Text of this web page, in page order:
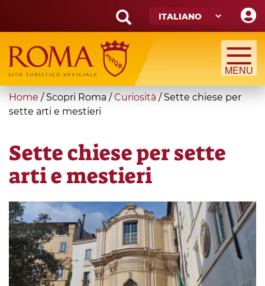
main
content
Search
form
Cerca
You
are
Home /Scopri Roma /Curiosità /Sette chiese per
sette arti e mestieri
Sette chiese per sette
arti e mestieri